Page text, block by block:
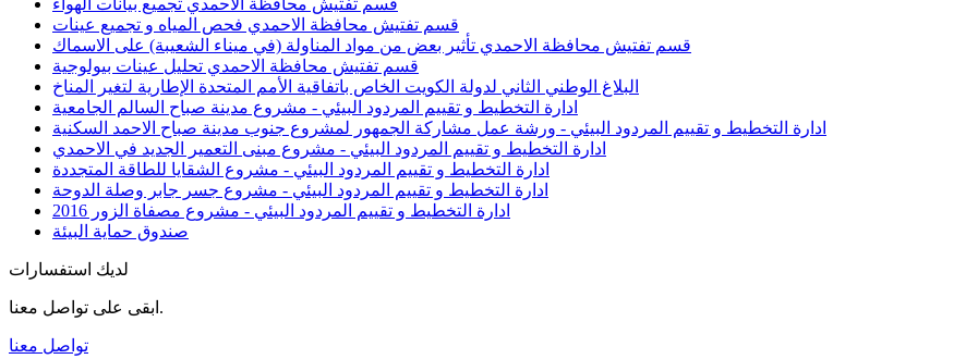
قسم تفتيش محافظة الاحمدي تجميع بيانات الهواء
قسم تفتيش محافظة الاحمدي فحص المياه و تجميع عينات
قسم تفتيش محافظة الاحمدي تأثير بعض من مواد المناولة (في ميناء الشعيبة) على الاسماك
قسم تفتيش محافظة الاحمدي تحليل عينات بيولوجية
البلاغ الوطني الثاني لدولة الكويت الخاص باتفاقية الأمم المتحدة الإطارية لتغير المناخ
ادارة التخطيط و تقييم المردود البيئي - مشروع مدينة صباح السالم الجامعية
ادارة التخطيط و تقييم المردود البيئي - ورشة عمل مشاركة الجمهور لمشروع جنوب مدينة صباح الاحمد السكنية
ادارة التخطيط و تقييم المردود البيئي - مشروع مبنى التعمير الجديد في الاحمدي
ادارة التخطيط و تقييم المردود البيئي - مشروع الشقايا للطاقة المتجددة
ادارة التخطيط و تقييم المردود البيئي - مشروع جسر جابر وصلة الدوحة
ادارة التخطيط و تقييم المردود البيئي - مشروع مصفاة الزور 2016
صندوق حماية البيئة
لديك استفسارات
ابقى على تواصل معنا.
تواصل معنا